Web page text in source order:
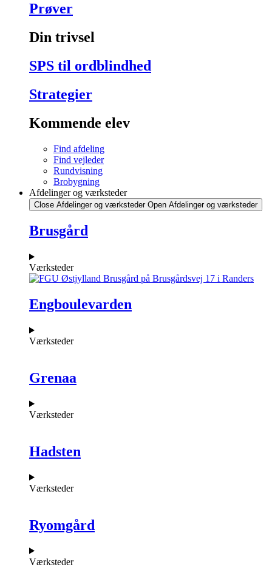
Prøver
Din trivsel
SPS til ordblindhed
Strategier
Kommende elev
Find afdeling
Find vejleder
Rundvisning
Brobygning
Afdelinger og værksteder
Close Afdelinger og værksteder Open Afdelinger og værksteder
Brusgård
Værksteder
Engboulevarden
Værksteder
Grenaa
Værksteder
Hadsten
Værksteder
Ryomgård
Værksteder